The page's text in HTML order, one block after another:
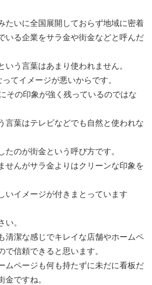
たいに全国展開しておらず地域に密着
いる企業をサラ金や街金などと呼んだ
いう言葉はあまり使われません。
ってイメージが悪いからです。
その印象が強く残っているのではな
言葉はテレビなどでも自然と使われな
たのが街金という呼び方です。
せんがサラ金よりはクリーンな印象を
いイメージが付きまとっています
い。
清潔な感じでキレイな店舗やホームペ
で信頼できると思います。
ムページも何も持たずに未だに看板だ
金ですね。